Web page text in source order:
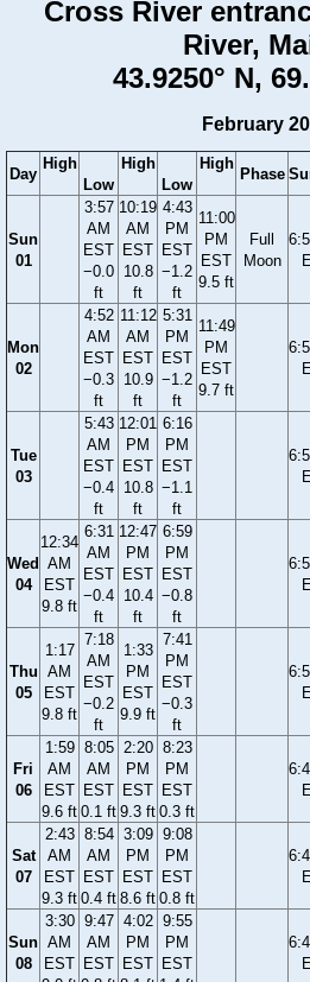
Cross River
River,
43.9250° N,
February
Day
High
Low
High
Low
High
Phase
Sun
01
3:57
AM
EST
−0.0
ft
10:19
AM
EST
10.8
ft
4:43
PM
EST
−1.2
ft
11:00
PM
EST
9.5 ft
Full
Moon
Mon
02
4:52
AM
EST
−0.3
ft
11:12
AM
EST
10.9
ft
5:31
PM
EST
−1.2
ft
11:49
PM
EST
9.7 ft
Tue
03
5:43
AM
EST
−0.4
ft
12:01
PM
EST
10.8
ft
6:16
PM
EST
−1.1
ft
Wed
04
12:34
AM
EST
9.8 ft
6:31
AM
EST
−0.4
ft
12:47
PM
EST
10.4
ft
6:59
PM
EST
−0.8
ft
Thu
05
1:17
AM
EST
9.8 ft
7:18
AM
EST
−0.2
ft
1:33
PM
EST
9.9 ft
7:41
PM
EST
−0.3
ft
Fri
06
1:59
AM
EST
9.6 ft
8:05
AM
EST
0.1 ft
2:20
PM
EST
9.3 ft
8:23
PM
EST
0.3 ft
Sat
07
2:43
AM
EST
9.3 ft
8:54
AM
EST
0.4 ft
3:09
PM
EST
8.6 ft
9:08
PM
EST
0.8 ft
Sun
08
3:30
AM
EST
9:47
AM
EST
4:02
PM
EST
9:55
PM
EST